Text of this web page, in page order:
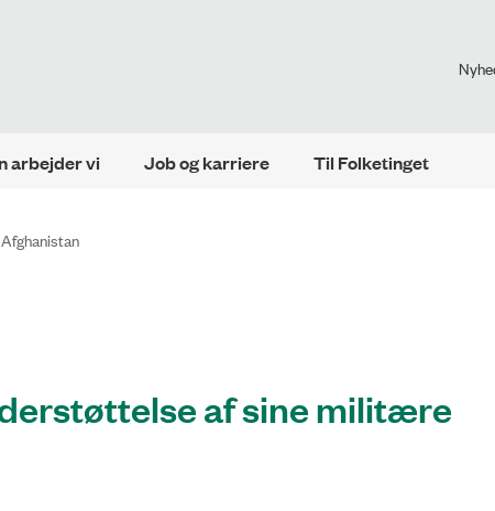
arbejder vi Job og karriere Til Folketinget
af sine militære